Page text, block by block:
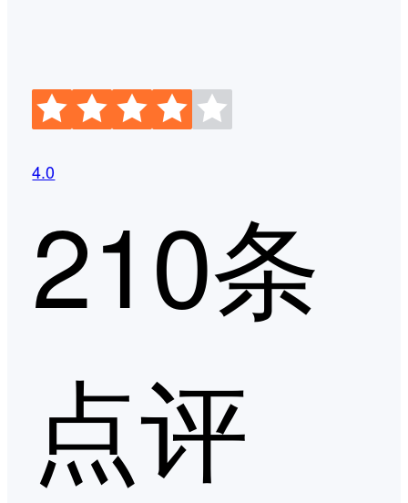
4.0
210条
点评